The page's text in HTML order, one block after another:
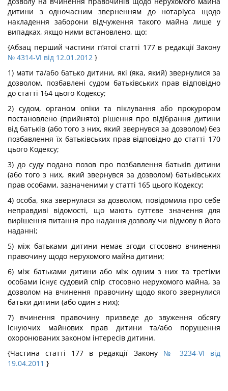
дитини з одночасним зверненням до нотаріуса щодо
накладення заборони відчуження такого майна лише у
випадках, якщо ними встановлено, що:
{Абзац перший частини п’ятої статті 177 в редакції Закону
№ 4314-VI від 12.01.2012 }
1) мати та/або батько дитини, які (яка, який) звернулися за
дозволом, позбавлені судом батьківських прав відповідно
до статті 164 цього Кодексу;
2) судом, органом опіки та піклування або прокурором
постановлено (прийнято) рішення про відібрання дитини
від батьків (або того з них, який звернувся за дозволом) без
позбавлення їх батьківських прав відповідно до статті 170
цього Кодексу;
3) до суду подано позов про позбавлення батьків дитини
(або того з них, який звернувся за дозволом) батьківських
прав особами, зазначеними у статті 165 цього Кодексу;
4) особа, яка звернулася за дозволом, повідомила про себе
неправдиві відомості, що мають суттєве значення для
вирішення питання про надання дозволу чи відмову в його
наданні;
5) між батьками дитини немає згоди стосовно вчинення
правочину щодо нерухомого майна дитини;
6) між батьками дитини або між одним з них та третіми
особами існує судовий спір стосовно нерухомого майна, за
дозволом на вчинення правочину щодо якого звернулися
батьки дитини (або один з них);
7) вчинення правочину призведе до звуження обсягу
існуючих майнових прав дитини та/або порушення
охоронюваних законом інтересів дитини.
{Частина статті 177 в редакції Закону № 3234-VI від
19.04.2011 }